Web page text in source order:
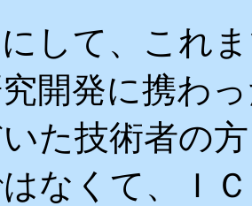
して、これ
究開発に携わ
た技術者の
なくて、Ｉ